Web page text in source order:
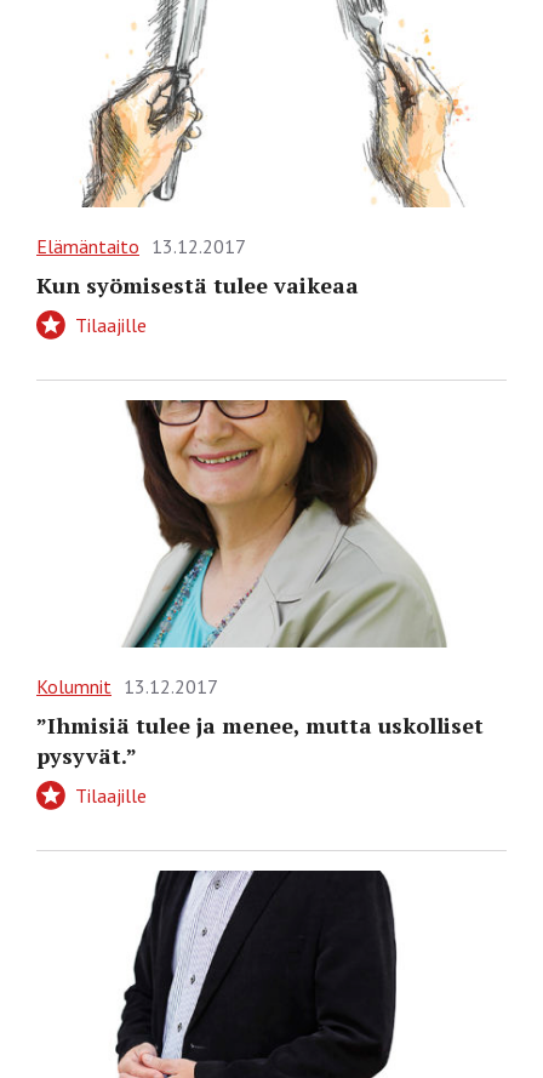
Elämäntaito 13.12.2017
Kun syömisestä tulee vaikeaa
Tilaajille
Kolumnit 13.12.2017
”Ihmisiä tulee ja menee, mutta uskolliset
pysyvät.”
Tilaajille